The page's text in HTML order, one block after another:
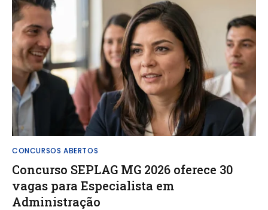
CONCURSOS ABERTOS
Concurso SEPLAG MG 2026 oferece 30
vagas para Especialista em
Administração